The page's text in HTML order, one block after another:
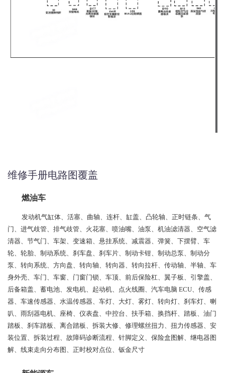
维修手册电路图覆盖
燃油车
发动机气缸体、活塞、曲轴、连杆、缸盖、凸轮轴、正时链条、气
门、进气歧管、排气歧管、火花塞、喷油嘴、油泵、机油滤清器、空气滤
清器、节气门、车架、变速箱、悬挂系统、减震器、弹簧、下摆臂、车
轮、轮胎、制动系统、刹车盘、刹车片、制动卡钳、制动总泵、制动分
泵、转向系统、方向盘、转向轴、转向器、转向拉杆、传动轴、半轴、车
身外壳、车门、车窗、门窗门锁、车顶、前后保险杠、翼子板、引擎盖、
后备箱盖、蓄电池、发电机、起动机、点火线圈、汽车电脑 ECU、传感
器、车速传感器、水温传感器、车灯、大灯、雾灯、转向灯、刹车灯、喇
叭、雨刮器电机、座椅、仪表盘、中控台、扶手箱、换挡杆、踏板、油门
踏板、刹车踏板、离合踏板、拆装大修、修理螺丝扭力、扭力传感器、安
装位置、拆装过程、故障码诊断流程、针脚定义、保险盒图解、继电器图
解、线束走向分布图、正时校对点位、钣金尺寸